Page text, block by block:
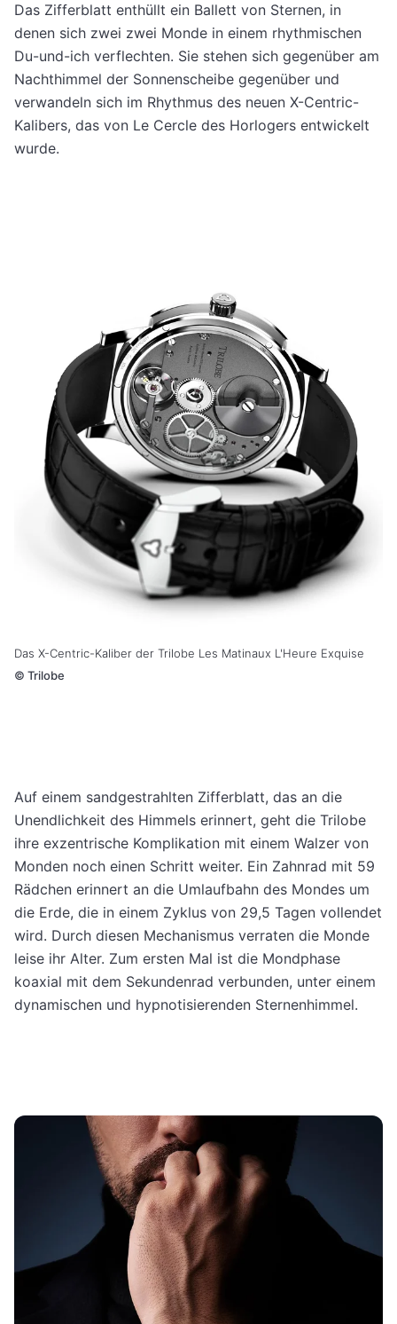
Das Zifferblatt enthüllt ein Ballett von Sternen, in
denen sich zwei zwei Monde in einem rhythmischen
Du-und-ich verflechten. Sie stehen sich gegenüber am
Nachthimmel der Sonnenscheibe gegenüber und
verwandeln sich im Rhythmus des neuen X-Centric-
Kalibers, das von Le Cercle des Horlogers entwickelt
wurde.
Das X-Centric-Kaliber der Trilobe Les Matinaux L'Heure Exquise
© Trilobe
Auf einem sandgestrahlten Zifferblatt, das an die
Unendlichkeit des Himmels erinnert, geht die Trilobe
ihre exzentrische Komplikation mit einem Walzer von
Monden noch einen Schritt weiter. Ein Zahnrad mit 59
Rädchen erinnert an die Umlaufbahn des Mondes um
die Erde, die in einem Zyklus von 29,5 Tagen vollendet
wird. Durch diesen Mechanismus verraten die Monde
leise ihr Alter. Zum ersten Mal ist die Mondphase
koaxial mit dem Sekundenrad verbunden, unter einem
dynamischen und hypnotisierenden Sternenhimmel.